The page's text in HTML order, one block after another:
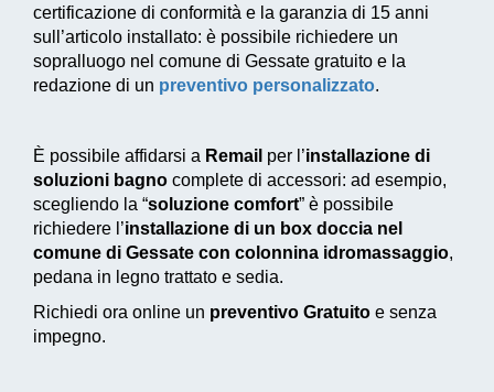
certificazione di conformità e la garanzia di 15 anni
sull’articolo installato: è possibile richiedere un
sopralluogo nel comune di Gessate gratuito e la
redazione di un preventivo personalizzato.
È possibile affidarsi a Remail per l’installazione di
soluzioni bagno complete di accessori: ad esempio,
scegliendo la “soluzione comfort” è possibile
richiedere l’installazione di un box doccia nel
comune di Gessate con colonnina idromassaggio,
pedana in legno trattato e sedia.
Richiedi ora online un preventivo Gratuito e senza
impegno.